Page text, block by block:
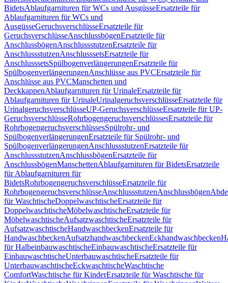
BidetsAblaufgarnituren für WCs und AusgüsseErsatzteile für
Ablaufgarnituren für WCs und
AusgüsseGeruchsverschlüsseErsatzteile für
GeruchsverschlüsseAnschlussbögenErsatzteile für
AnschlussbögenAnschlussstutzenErsatzteile für
AnschlussstutzenAnschlusssetsErsatzteile für
AnschlusssetsSpülbogenverlängerungenErsatzteile für
SpülbogenverlängerungenAnschlüsse aus PVCErsatzteile für
Anschlüsse aus PVCManschetten und
DeckkappenAblaufgarnituren für UrinaleErsatzteile für
Ablaufgarnituren für UrinaleUrinalgeruchsverschlüsseErsatzteile für
UrinalgeruchsverschlüsseUP-GeruchsverschlüsseErsatzteile für UP-
GeruchsverschlüsseRohrbogengeruchsverschlüssesErsatzteile für
RohrbogengeruchsverschlüssesSpülrohr- und
SpülbogenverlängerungenErsatzteile für Spülrohr- und
SpülbogenverlängerungenAnschlussstutzenErsatzteile für
AnschlussstutzenAnschlussbögenErsatzteile für
AnschlussbögenManschettenAblaufgarnituren für BidetsErsatzteile
für Ablaufgarnituren für
BidetsRohrbogengeruchsverschlüsseErsatzteile für
RohrbogengeruchsverschlüsseAnschlussstutzenAnschlussbögen
für WaschtischeDoppelwaschtischeErsatzteile für
DoppelwaschtischeMöbelwaschtischeErsatzteile für
MöbelwaschtischeAufsatzwaschtischeErsatzteile für
AufsatzwaschtischeHandwaschbeckenErsatzteile für
HandwaschbeckenAufsatzhandwaschbeckenEckhandwaschbecken
für HalbeinbauwaschtischeEinbauwaschtischeErsatzteile für
EinbauwaschtischeUnterbauwaschtischeErsatzteile für
UnterbauwaschtischeEckwaschtischeWaschtische
ComfortWaschtische für KinderErsatzteile für Waschtische für